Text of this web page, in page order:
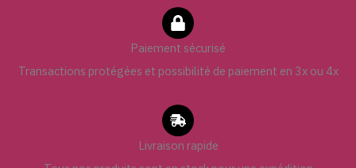
Paiement sécurisé
Transactions protégées et possibilité de paiement en 3x ou 4x
Livraison rapide